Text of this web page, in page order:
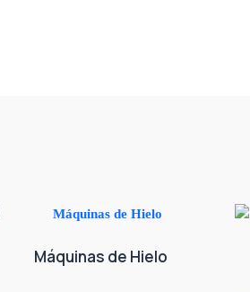
Máquinas de Hielo